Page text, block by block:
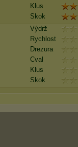
Klus
Skok
Výdrž
Rychlost
Drezura
Cval
Klus
Skok